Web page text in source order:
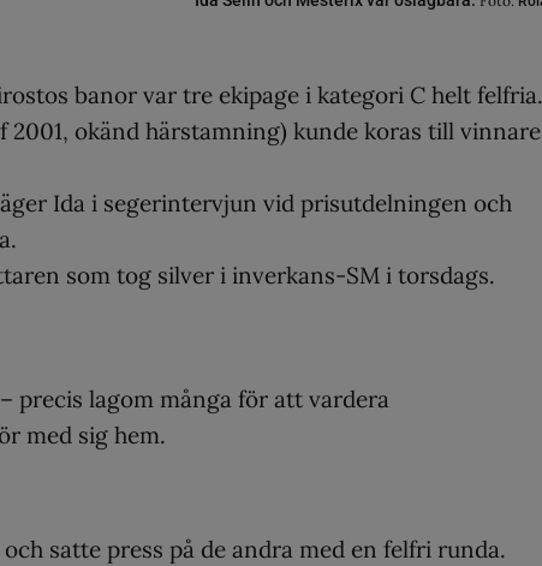
banor var tre ekipage i kategori C helt felfria.
2001, okänd härstamning) kunde koras till vinnare
Ida i segerintervjun vid prisutdelningen och
som tog silver i inverkans-SM i torsdags.
precis lagom många för att vardera
med sig hem.
satte press på de andra med en felfri runda.